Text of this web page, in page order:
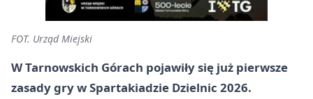
FOT. Urząd Miejski
W Tarnowskich Górach pojawiły się już pierwsze
zasady gry w Spartakiadzie Dzielnic 2026.